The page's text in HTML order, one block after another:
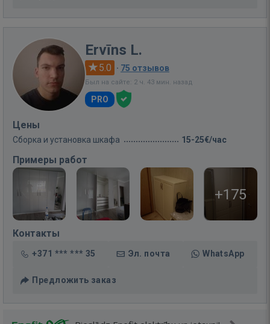
Ervīns L.
5.0 · 75 отзывов
Был на сайте: 2 ч. 43 мин. назад
PRO
Цены
Сборка и установка шкафа 15-25€/час
Примеры работ
+175
Контакты
+371 *** *** 35 Эл. почта WhatsApp
Предложить заказ